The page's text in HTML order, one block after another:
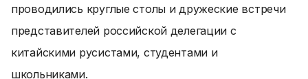
проводились круглые столы и дружеские встречи
представителей российской делегации с
китайскими русистами, студентами и
школьниками.